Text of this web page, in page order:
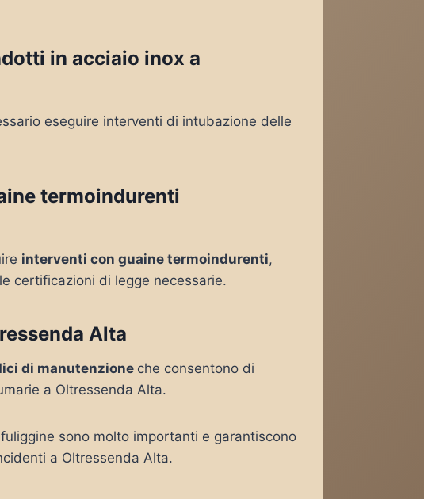
in acciaio inox a
eseguire interventi di intubazione delle
termoindurenti
interventi con guaine termoindurenti,
certificazioni di legge necessarie.
Alta
di manutenzione che consentono di
a Oltressenda Alta.
sono molto importanti e garantiscono
a Oltressenda Alta.